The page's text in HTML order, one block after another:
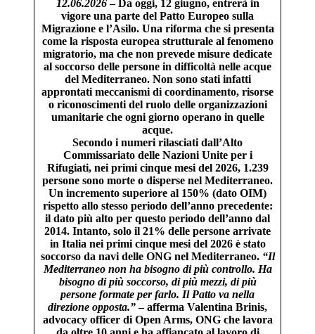
12.06.2026– Da oggi, 12 giugno, entrerà in
vigore una parte del Patto Europeo sulla
Migrazione e l’Asilo. Una riforma che si presenta
come la risposta europea strutturale al fenomeno
migratorio, ma che non prevede misure dedicate
al soccorso delle persone in difficoltà nelle acque
del Mediterraneo. Non sono stati infatti
approntati meccanismi di coordinamento, risorse
o riconoscimenti del ruolo delle organizzazioni
umanitarie che ogni giorno operano in quelle
acque.
Secondo i numeri rilasciati dall’Alto
Commissariato delle Nazioni Unite per i
Rifugiati, nei primi cinque mesi del 2026, 1.239
persone sono morte o disperse nel Mediterraneo.
Un incremento superiore al 150% (dato OIM)
rispetto allo stesso periodo dell’anno precedente:
il dato più alto per questo periodo dell’anno dal
2014. Intanto, solo il 21% delle persone arrivate
in Italia nei primi cinque mesi del 2026 è stato
soccorso da navi delle ONG nel Mediterraneo. “Il
Mediterraneo non ha bisogno di più controllo. Ha
bisogno di più soccorso, di più mezzi, di più
persone formate per farlo. Il Patto va nella
direzione opposta.”– afferma Valentina Brinis,
advocacy officer di Open Arms, ONG che lavora